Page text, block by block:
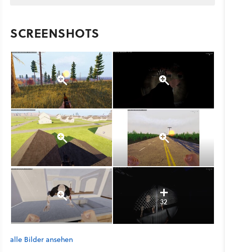
SCREENSHOTS
32
alle Bilder ansehen